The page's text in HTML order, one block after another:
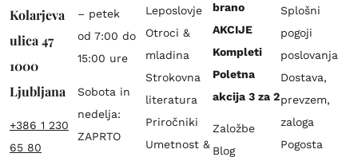
Kolarjeva
ulica 47
1000
Ljubljana
+386 1 230
65 80
– petek
od 7:00 do
15:00 ure
Sobota in
nedelja:
ZAPRTO
Leposlovje
Otroci &
mladina
Strokovna
literatura
Priročniki
Umetnost &
brano
AKCIJE
Kompleti
Poletna
akcija 3 za 2
Založbe
Blog
Splošni
pogoji
poslovanja
Dostava,
prevzem,
zaloga
Pogosta